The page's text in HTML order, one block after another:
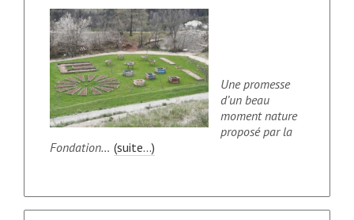
Une promesse
d’un beau
moment nature
proposé par la
Fondation… (suite…)